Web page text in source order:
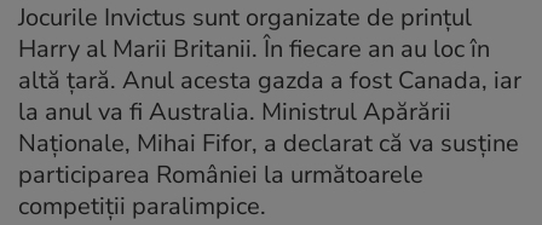
Jocurile Invictus sunt organizate de prințul
Harry al Marii Britanii. În fiecare an au loc în
altă țară. Anul acesta gazda a fost Canada, iar
la anul va fi Australia. Ministrul Apărării
Naționale, Mihai Fifor, a declarat că va susține
participarea României la următoarele
competiții paralimpice.